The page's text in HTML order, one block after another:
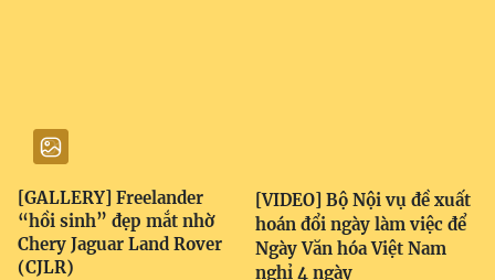
[GALLERY] Freelander
“hồi sinh” đẹp mắt nhờ
Chery Jaguar Land Rover
(CJLR)
[VIDEO] Bộ Nội vụ đề xuất
hoán đổi ngày làm việc để
Ngày Văn hóa Việt Nam
nghỉ 4 ngày